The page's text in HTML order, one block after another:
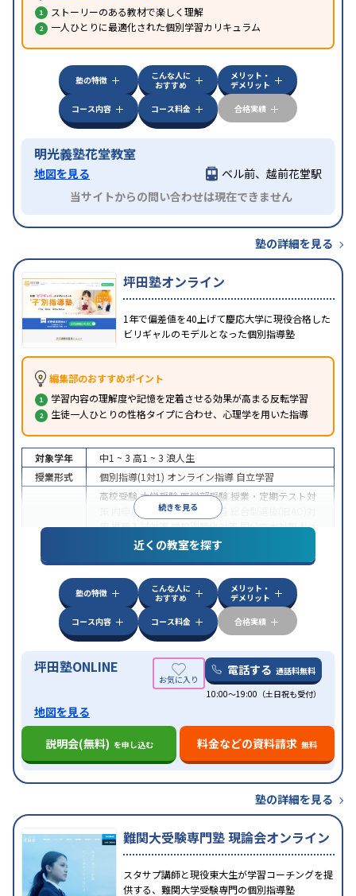
ストーリーのある教材で楽しく理解
一人ひとりに最適化された個別学習カリキュラム
塾の特徴
こんな人に
おすすめ
メリット・
デメリット
コース内容
コース料金 合格実績
明光義塾花堂教室
地図を見る
ベル前、越前花堂駅
当サイトからの問い合わせは現在できません
塾の詳細を見る
坪田塾オンライン
1年で偏差値を40上げて慶応大学に現役合格した
ビリギャルのモデルとなった個別指導塾
編集部のおすすめポイント
学習内容の理解度や記憶を定着させる効果が高まる反転学習
生徒一人ひとりの性格タイプに合わせ、心理学を用いた指導
続きを見る
対象学年 中1 ~ 3 高1 ~ 3 浪人生
授業形式
個別指導(1対1) オンライン指導 自立学習
高校受験大学受験医学部受験 授業・定期テスト対
内申点対策学習習慣の定着
策推薦入試対策学校別特化対策国公立大対策私大
共通テスト対策英検(英語検定)対策
その
特徴
中高一貫校生に対応授業の振替可能 不登校生に対
学習にPC・タブレットを利用オンライン対応
科目から受講可能季節講習のみの受講可発達障害
の子どもに対応
近くの教室を探す
塾の特徴
こんな人に
おすすめ
メリット・
デメリット
コース内容
コース料金 合格実績
坪田塾ONLINE 電話する 通話料無料
10:00～19:00（土日祝も受付）
地図を見る
説明会(無料) を申し込む 料金などの資料請求 無料
塾の詳細を見る
難関大受験専門塾 現論会オンライン
スタサプ講師と現役東大生が学習コーチングを提
供する、難関大学受験専門の個別指導塾